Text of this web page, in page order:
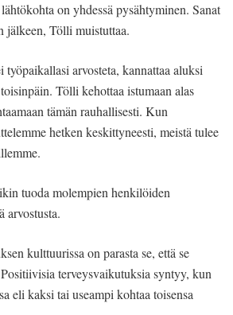
on yhdessä pysähtyminen. Sanat
jälkeen, Tölli muistuttaa.
työpaikallasi arvosteta, kannattaa aluksi
Tölli kehottaa istumaan alas
tämän rauhallisesti. Kun
hetken keskittyneesti, meistä tulee
tuoda molempien henkilöiden
arvostusta.
kulttuurissa on parasta se, että se
terveysvaikutuksia syntyy, kun
eli kaksi tai useampi kohtaa toisensa